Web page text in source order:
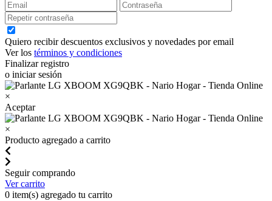
Quiero recibir descuentos exclusivos y novedades por email
Ver los términos y condiciones
Finalizar registro
o iniciar sesión
×
Aceptar
×
Producto agregado a carrito
Seguir comprando
Ver carrito
0 item(s) agregado tu carrito